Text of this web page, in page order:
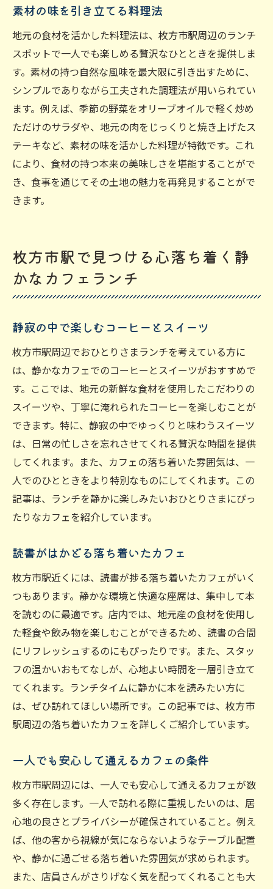
素材の味を引き立てる料理法
地元の食材を活かした料理法は、枚方市駅周辺のランチ
スポットで一人でも楽しめる贅沢なひとときを提供しま
す。素材の持つ自然な風味を最大限に引き出すために、
シンプルでありながら工夫された調理法が用いられてい
ます。例えば、季節の野菜をオリーブオイルで軽く炒め
ただけのサラダや、地元の肉をじっくりと焼き上げたス
テーキなど、素材の味を活かした料理が特徴です。これ
により、食材の持つ本来の美味しさを堪能することがで
き、食事を通じてその土地の魅力を再発見することがで
きます。
枚方市駅で見つける心落ち着く静
かなカフェランチ
静寂の中で楽しむコーヒーとスイーツ
枚方市駅周辺でおひとりさまランチを考えている方に
は、静かなカフェでのコーヒーとスイーツがおすすめで
す。ここでは、地元の新鮮な食材を使用したこだわりの
スイーツや、丁寧に淹れられたコーヒーを楽しむことが
できます。特に、静寂の中でゆっくりと味わうスイーツ
は、日常の忙しさを忘れさせてくれる贅沢な時間を提供
してくれます。また、カフェの落ち着いた雰囲気は、一
人でのひとときをより特別なものにしてくれます。この
記事は、ランチを静かに楽しみたいおひとりさまにぴっ
たりなカフェを紹介しています。
読書がはかどる落ち着いたカフェ
枚方市駅近くには、読書が捗る落ち着いたカフェがいく
つもあります。静かな環境と快適な座席は、集中して本
を読むのに最適です。店内では、地元産の食材を使用し
た軽食や飲み物を楽しむことができるため、読書の合間
にリフレッシュするのにもぴったりです。また、スタッ
フの温かいおもてなしが、心地よい時間を一層引き立て
てくれます。ランチタイムに静かに本を読みたい方に
は、ぜひ訪れてほしい場所です。この記事では、枚方市
駅周辺の落ち着いたカフェを詳しくご紹介しています。
一人でも安心して通えるカフェの条件
枚方市駅周辺には、一人でも安心して通えるカフェが数
多く存在します。一人で訪れる際に重視したいのは、居
心地の良さとプライバシーが確保されていること。例え
ば、他の客から視線が気にならないようなテーブル配置
や、静かに過ごせる落ち着いた雰囲気が求められます。
また、店員さんがさりげなく気を配ってくれることも大